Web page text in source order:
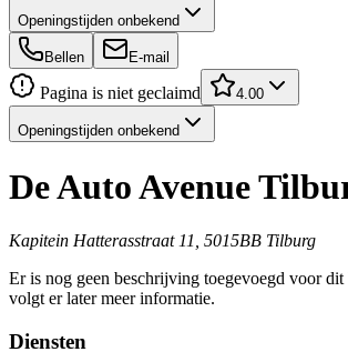
Openingstijden onbekend
Bellen E-mail
Pagina is niet geclaimd 4.00
Openingstijden onbekend
De Auto Avenue
Kapitein Hatterasstraat 11, 5015BB Tilburg
Er is nog geen beschrijving toegevoegd voor
volgt er later meer informatie.
Diensten